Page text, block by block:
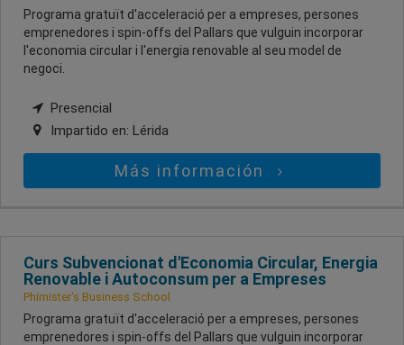
Programa gratuït d'acceleració per a empreses, persones
emprenedores i spin-offs del Pallars que vulguin incorporar
l'economia circular i l'energia renovable al seu model de
negoci.
Presencial
Impartido en: Lérida
Más información
Curs Subvencionat d'Economia Circular, Energia
Renovable i Autoconsum per a Empreses
Phimister's Business School
Programa gratuït d'acceleració per a empreses, persones
emprenedores i spin-offs del Pallars que vulguin incorporar